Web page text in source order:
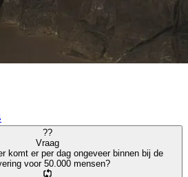
??
Vraag
komt er per dag ongeveer binnen bij de
voor 50.000 mensen?